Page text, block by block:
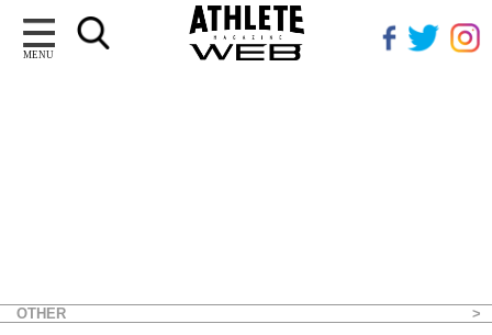
MENU
OTHER